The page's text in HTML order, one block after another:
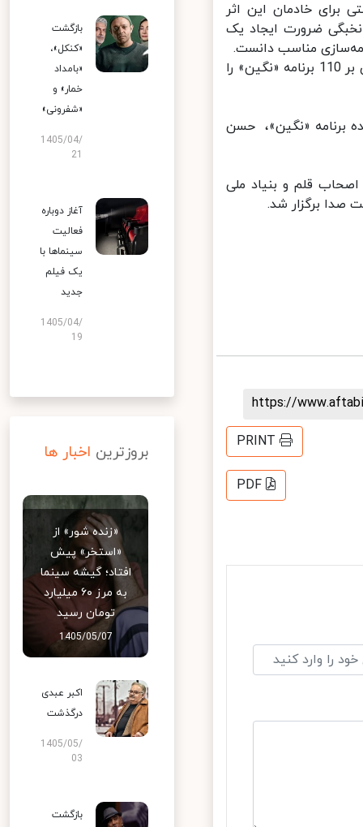
خادمان این اثر
ضرورت ایجاد یک
مناسب دانست.
همچنین دکتر علی عبدالعالی مدیر شبکه اموزش سیما قول همکاری تصویری بر 110 برنامه «نگین» را
برنامه «نگین»، حسن
، شنبه 5 شهریور در جمع اصحاب قلم و بنیاد ملی
https://
PRINT
PDF
بازگشت
«کنکل»،
«بامداد
خمار» و
«شفرونی»
1405/04/
آغاز دوباره
فعالیت
سینماها با
یک فیلم
جدید
1405/04/
19
بروزترین اخبار ها
«زنده شور» از
«استخر» پیش
افتاد؛ گیشه سینما
به مرز ۶۰ میلیارد
تومان رسید
1405/05/07
اکبر عبدی
درگذشت
1405/05/
03
بازگشت